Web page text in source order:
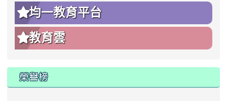
均一教育平台
教育雲
榮譽榜